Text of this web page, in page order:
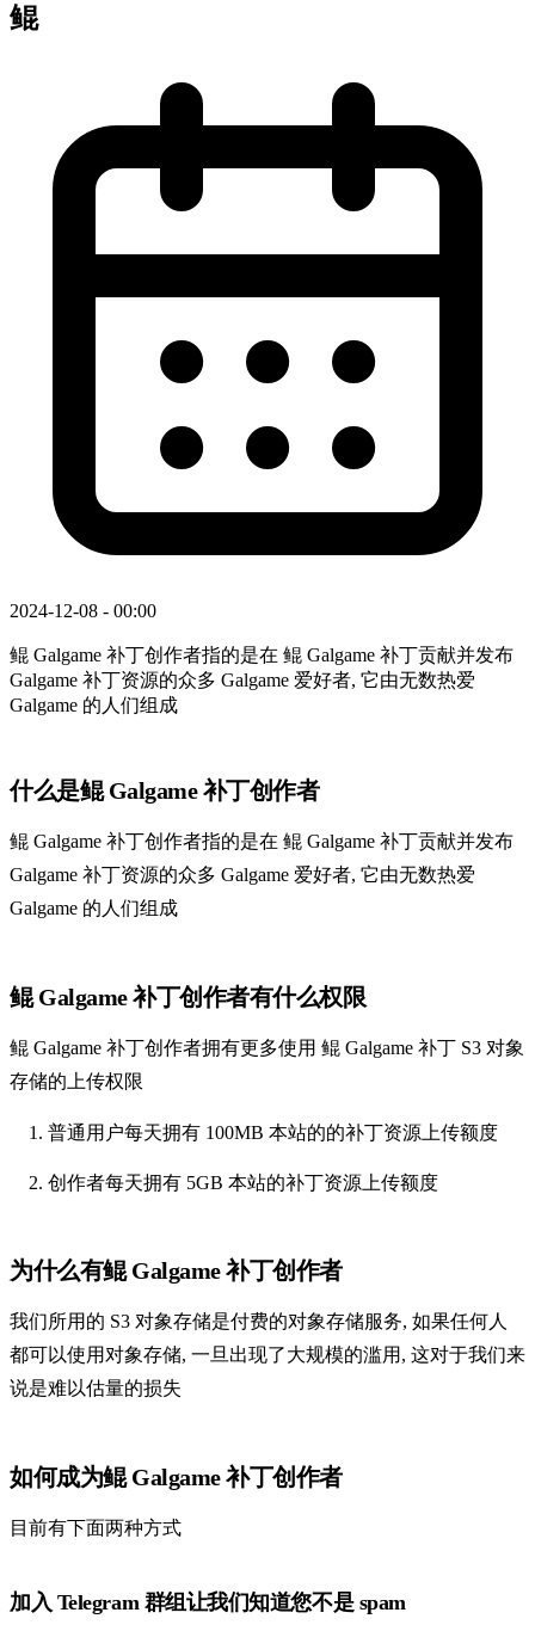
鲲
2024-12-08 - 00:00
鲲 Galgame 补丁创作者指的是在 鲲 Galgame 补丁贡献并发布
Galgame 补丁资源的众多 Galgame 爱好者, 它由无数热爱
Galgame 的人们组成
什么是鲲 Galgame 补丁创作者
鲲 Galgame 补丁创作者指的是在 鲲 Galgame 补丁贡献并发布
Galgame 补丁资源的众多 Galgame 爱好者, 它由无数热爱
Galgame 的人们组成
鲲 Galgame 补丁创作者有什么权限
鲲 Galgame 补丁创作者拥有更多使用 鲲 Galgame 补丁 S3 对象
存储的上传权限
普通用户每天拥有 100MB 本站的的补丁资源上传额度
创作者每天拥有 5GB 本站的补丁资源上传额度
为什么有鲲 Galgame 补丁创作者
我们所用的 S3 对象存储是付费的对象存储服务, 如果任何人
都可以使用对象存储, 一旦出现了大规模的滥用, 这对于我们来
说是难以估量的损失
如何成为鲲 Galgame 补丁创作者
目前有下面两种方式
加入 Telegram 群组让我们知道您不是 spam